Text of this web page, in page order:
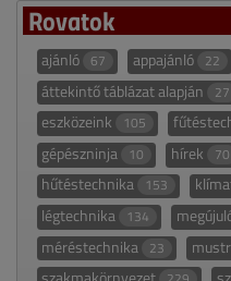
Rovatok
ajánló 67 appajánló 22
áttekintő táblázat alapján 27
eszközeink 105
gépészninja 10 hírek 70
hűtéstechnika 153
légtechnika 134
méréstechnika 23